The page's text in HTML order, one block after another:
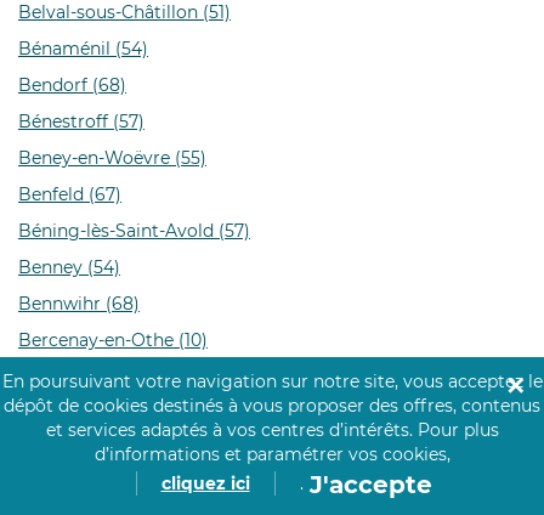
Belval-sous-Châtillon (51)
Bénaménil (54)
Bendorf (68)
Bénestroff (57)
Beney-en-Woëvre (55)
Benfeld (67)
Béning-lès-Saint-Avold (57)
Benney (54)
Bennwihr (68)
Bercenay-en-Othe (10)
Bercenay-le-Hayer (10)
Berentzwiller (68)
Berg (67)
Berg-sur-Moselle (57)
En poursuivant votre navigation sur notre site, vous acceptez le
dépôt de cookies destinés à vous proposer des offres, contenus
et services adaptés à vos centres d’intérêts. Pour plus
d’informations et paramétrer vos cookies,
cliquez ici
. J'accepte
✕